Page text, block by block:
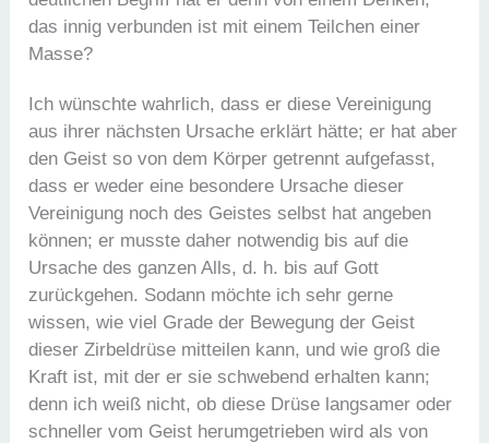
das innig verbunden ist mit einem Teilchen einer
Masse?
Ich wünschte wahrlich, dass er diese Vereinigung
aus ihrer nächsten Ursache erklärt hätte; er hat aber
den Geist so von dem Körper getrennt aufgefasst,
dass er weder eine besondere Ursache dieser
Vereinigung noch des Geistes selbst hat angeben
können; er musste daher notwendig bis auf die
Ursache des ganzen Alls, d. h. bis auf Gott
zurückgehen. Sodann möchte ich sehr gerne
wissen, wie viel Grade der Bewegung der Geist
dieser Zirbeldrüse mitteilen kann, und wie groß die
Kraft ist, mit der er sie schwebend erhalten kann;
denn ich weiß nicht, ob diese Drüse langsamer oder
schneller vom Geist herumgetrieben wird als von